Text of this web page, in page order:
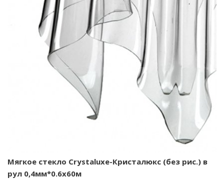
Мягкое стекло Crystaluxe-Кристалюкс (без рис.) в
рул 0,4мм*0.6х60м